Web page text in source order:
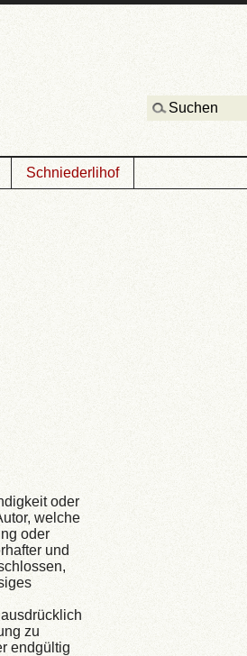
Schniederlihof
oder
welche
oder
und
zu
endgültig